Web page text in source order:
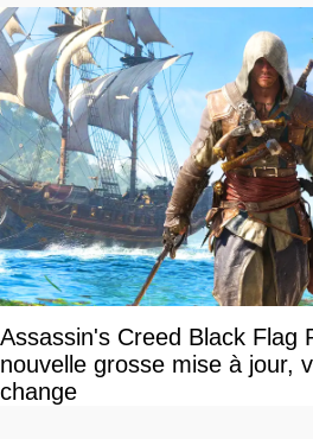
Assassin's Creed Black Flag
nouvelle grosse mise à jour,
change